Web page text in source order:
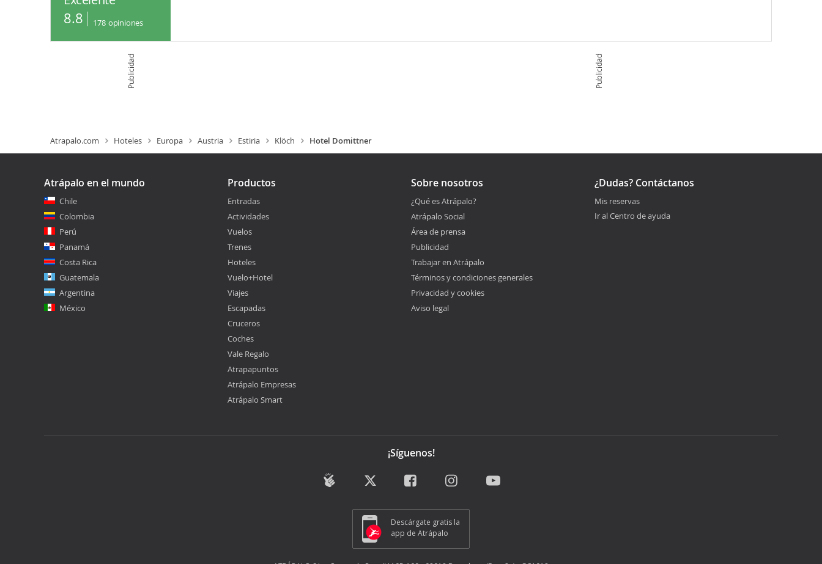
8.8 178 opiniones
Publicidad Publicidad
Atrapalo.com Hoteles Europa Austria Estiria Klöch Hotel Domittner
Atrápalo en el mundo
Chile
Colombia
Perú
Panamá
Costa Rica
Guatemala
Argentina
México
Productos
Entradas
Actividades
Vuelos
Trenes
Hoteles
Vuelo+Hotel
Viajes
Escapadas
Cruceros
Coches
Vale Regalo
Atrapapuntos
Atrápalo Empresas
Atrápalo Smart
Sobre nosotros
¿Qué es Atrápalo?
Atrápalo Social
Área de prensa
Publicidad
Trabajar en Atrápalo
Términos y condiciones generales
Privacidad y cookies
Aviso legal
¿Dudas? Contáctanos
Mis reservas
Ir al Centro de ayuda
¡Síguenos!
Descárgate gratis la
app de Atrápalo